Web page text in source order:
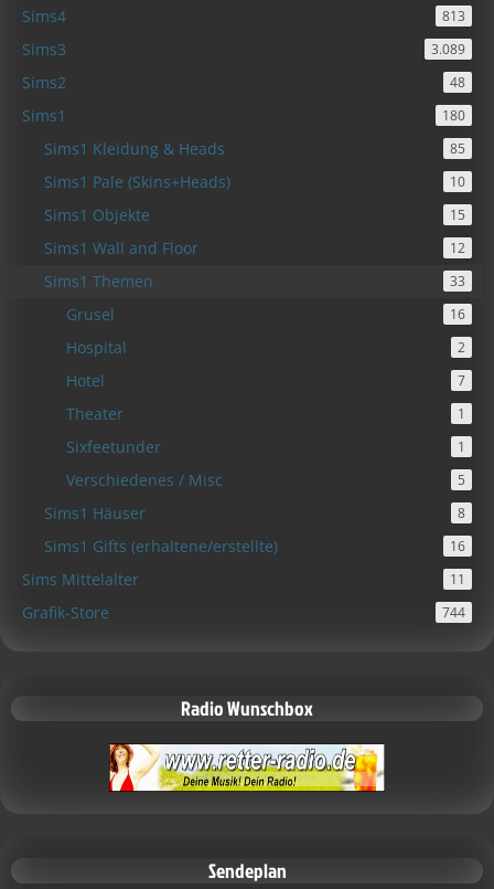
Sims4 813
Sims3 3.089
Sims2 48
Sims1 180
Sims1 Kleidung & Heads 85
Sims1 Pale (Skins+Heads) 10
Sims1 Objekte 15
Sims1 Wall and Floor 12
Sims1 Themen 33
Grusel 16
Hospital 2
Hotel 7
Theater 1
Sixfeetunder 1
Verschiedenes / Misc 5
Sims1 Häuser 8
Sims1 Gifts (erhaltene/erstellte) 16
Sims Mittelalter 11
Grafik-Store 744
Radio Wunschbox
Sendeplan